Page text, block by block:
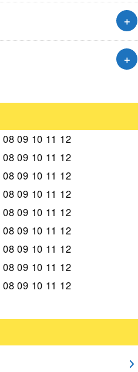
08 09 10 11 12
08 09 10 11 12
08 09 10 11 12
08 09 10 11 12
08 09 10 11 12
08 09 10 11 12
08 09 10 11 12
08 09 10 11 12
08 09 10 11 12